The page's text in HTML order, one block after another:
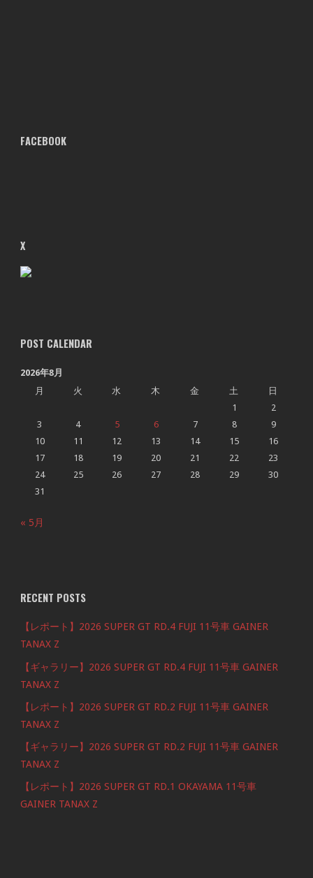
FACEBOOK
X
POST CALENDAR
2026年8月
月
火 水 木 金 土
日
1
2
3
4 5 6 7 8
9
10
11 12 13 14 15
16
17
18 19 20 21 22
23
24
25 26 27 28 29
30
31
« 5月
RECENT POSTS
【レポート】2026 SUPER GT RD.4 FUJI 11号車 GAINER
TANAX Z
【ギャラリー】2026 SUPER GT RD.4 FUJI 11号車 GAINER
TANAX Z
【レポート】2026 SUPER GT RD.2 FUJI 11号車 GAINER
TANAX Z
【ギャラリー】2026 SUPER GT RD.2 FUJI 11号車 GAINER
TANAX Z
【レポート】2026 SUPER GT RD.1 OKAYAMA 11号車
GAINER TANAX Z